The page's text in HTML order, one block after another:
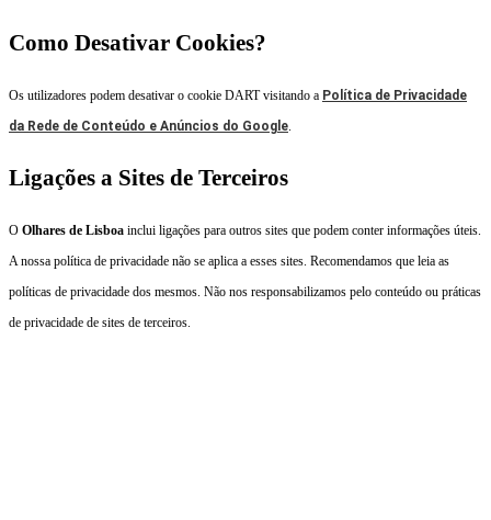
Como Desativar Cookies?
Os utilizadores podem desativar o cookie DART visitando a Política de Privacidade
da Rede de Conteúdo e Anúncios do Google.
Ligações a Sites de Terceiros
O Olhares de Lisboa inclui ligações para outros sites que podem conter informações úteis.
A nossa política de privacidade não se aplica a esses sites. Recomendamos que leia as
políticas de privacidade dos mesmos. Não nos responsabilizamos pelo conteúdo ou práticas
de privacidade de sites de terceiros.